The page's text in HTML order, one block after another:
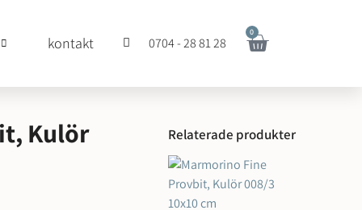
kontakt 0704 - 28 81 28
0
Kulör Relaterade produkter